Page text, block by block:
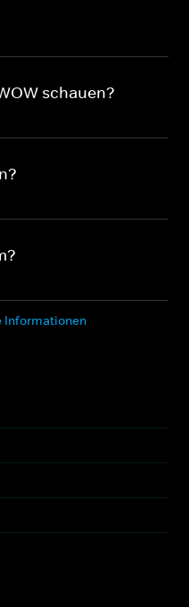
schauen?
Informationen